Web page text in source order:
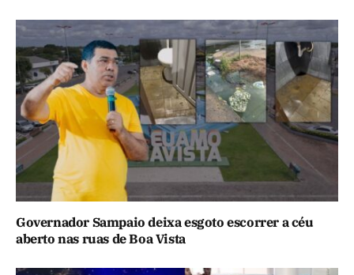
Governador Sampaio deixa esgoto escorrer a céu
aberto nas ruas de Boa Vista